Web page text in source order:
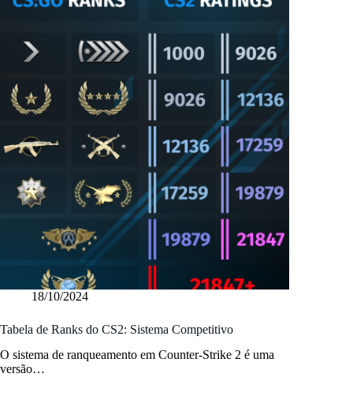
18/10/2024
Tabela de Ranks do CS2: Sistema Competitivo
O sistema de ranqueamento em Counter-Strike 2 é uma
versão…